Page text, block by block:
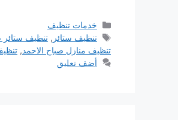
التصنيفات
خدمات تنظيف
الوسوم
تنظيف ستائر ,تنظيف ستائر
تنظيف منازل صباح الاحمد,
أضف تعليق